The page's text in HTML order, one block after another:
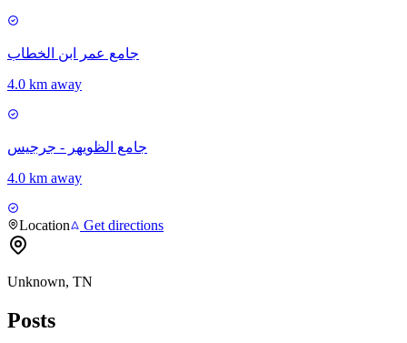
جامع عمر ابن الخطاب
4.0 km away
جامع الظويهر - جرجيس
4.0 km away
Location Get directions
Unknown, TN
Posts